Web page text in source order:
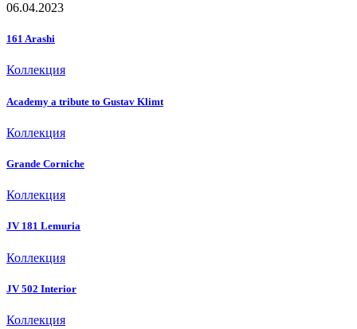
06.04.2023
161 Arashi
Коллекция
Academy a tribute to Gustav Klimt
Коллекция
Grande Corniche
Коллекция
JV 181 Lemuria
Коллекция
JV 502 Interior
Коллекция